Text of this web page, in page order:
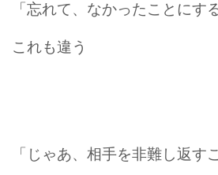
「忘れて、なかったことにす
これも違う
「じゃあ、相手を非難し返す